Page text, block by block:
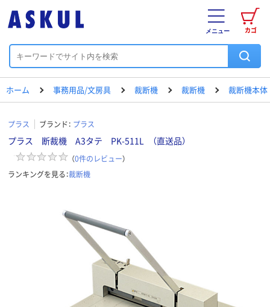
カゴ
メニュー
ホーム 事務用品/文房具 裁断機 裁断機 裁断機本体
プラス ブランド： プラス
プラス 断裁機 A3タテ PK-511L （直送品）
（0件のレビュー）
ランキングを見る：裁断機